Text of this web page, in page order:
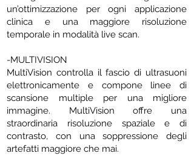
un’ottimizzazione per ogni applicazione
clinica e una maggiore risoluzione
temporale in modalità live scan.
-MULTIVISION
MultiVision controlla il fascio di ultrasuoni
elettronicamente e compone linee di
scansione multiple per una migliore
immagine. MultiVision offre una
straordinaria risoluzione spaziale e di
contrasto, con una soppressione degli
artefatti maggiore che mai.